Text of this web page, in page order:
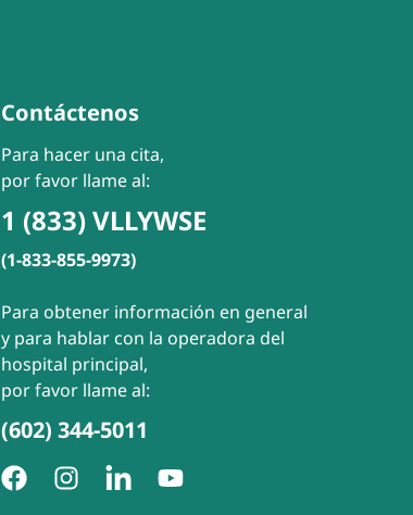
Contáctenos
Para hacer una cita,
por favor llame al:
1 (833) VLLYWSE
(1-833-855-9973)
Para obtener información en general
y para hablar con la operadora del
hospital principal,
por favor llame al:
(602) 344-5011